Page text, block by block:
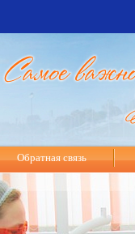
Обратная связь